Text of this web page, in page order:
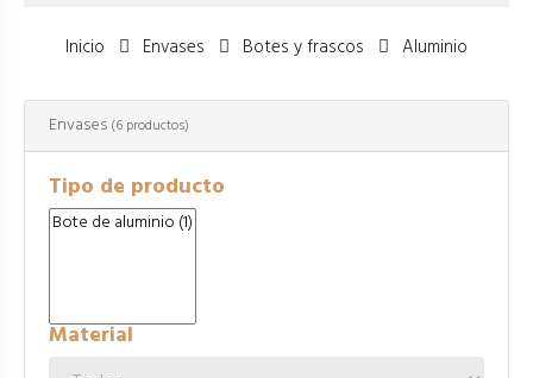
Inicio Envases Botes y frascos Aluminio
Envases (6 productos)
Tipo de producto
Material